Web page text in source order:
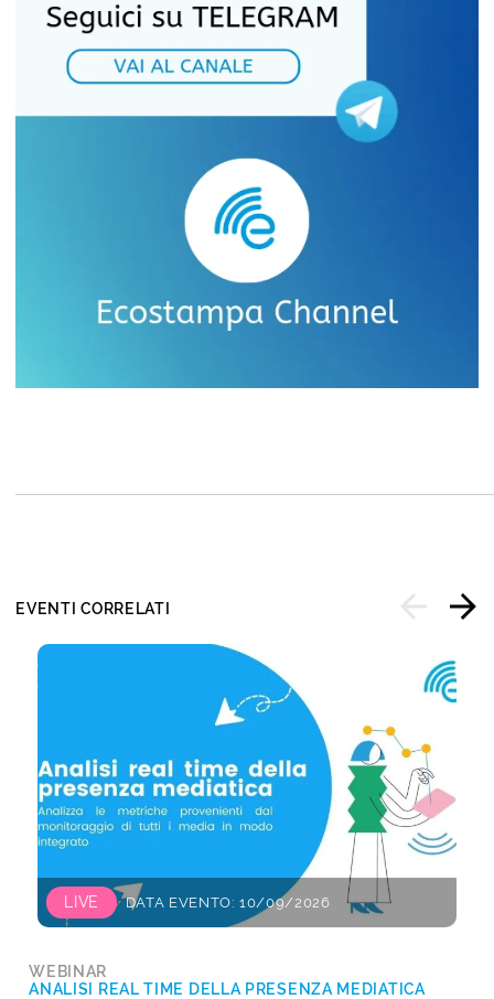
EVENTI CORRELATI
LIVE DATA EVENTO: 10/09/2026
WEBINAR
ANALISI REAL TIME DELLA PRESENZA MEDIATICA